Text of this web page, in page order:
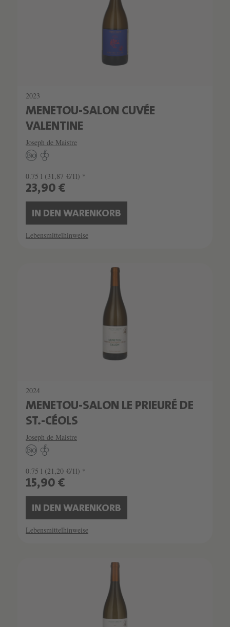
2023
MENETOU-SALON CUVÉE
VALENTINE
Joseph de Maistre
0.75 l (31,87 €/1l) *
23,90 €
IN DEN WARENKORB
Lebensmittelhinweise
2024
MENETOU-SALON LE PRIEURÉ DE
ST.-CÉOLS
Joseph de Maistre
0.75 l (21,20 €/1l) *
15,90 €
IN DEN WARENKORB
Lebensmittelhinweise